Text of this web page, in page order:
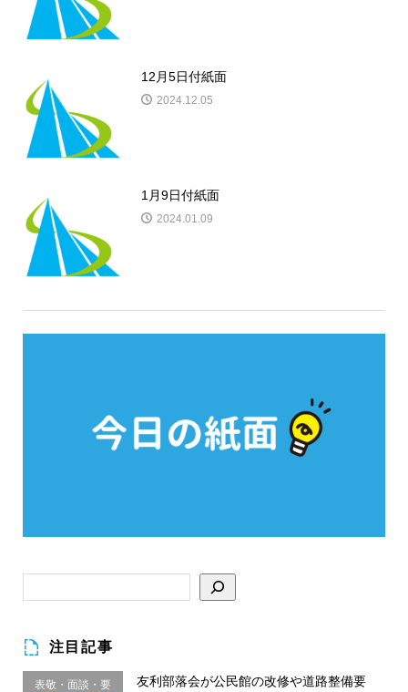
12月5日付紙面
2024.12.05
1月9日付紙面
2024.01.09
注目記事
表敬・面談・要
友利部落会が公民館の改修や道路整備要